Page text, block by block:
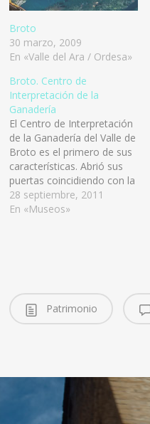
Broto
30 marzo, 2009
En «Valle del Ara / Ordesa»
Broto. Centro de
Interpretación de la
Ganadería
El Centro de Interpretación
de la Ganadería del Valle de
Broto es el primero de sus
características. Abrió sus
puertas coincidiendo con la
tradicional Feria Ganadera.
Está ubicado en el antiguo
28 septiembre, 2011
En «Museos»
Patrimonio